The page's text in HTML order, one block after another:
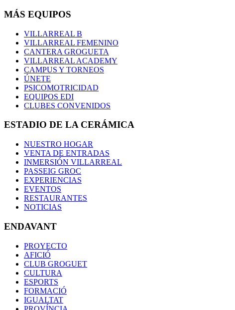
MÁS EQUIPOS
VILLARREAL B
VILLARREAL FEMENINO
CANTERA GROGUETA
VILLARREAL ACADEMY
CAMPUS Y TORNEOS
ÚNETE
PSICOMOTRICIDAD
EQUIPOS EDI
CLUBES CONVENIDOS
ESTADIO DE LA CERÁMICA
NUESTRO HOGAR
VENTA DE ENTRADAS
INMERSIÓN VILLARREAL
PASSEIG GROC
EXPERIENCIAS
EVENTOS
RESTAURANTES
NOTICIAS
ENDAVANT
PROYECTO
AFICIÓ
CLUB GROGUET
CULTURA
ESPORTS
FORMACIÓ
IGUALTAT